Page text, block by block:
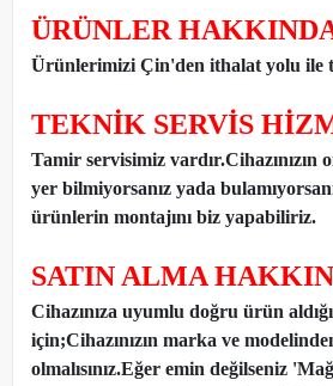
ÜRÜNLER
Ürünlerimizi Çin'den ithalat yolu ile
TEKNİK SERVİS
Tamir servisimiz vardır.Cihazınızın
yer bilmiyorsanız yada
ürünlerin montajını biz yapabiliriz.
SATIN ALMA
Cihazınıza uyumlu doğru ürün
için;Cihazınızın marka ve
olmalısınız.Eğer emin değilseniz